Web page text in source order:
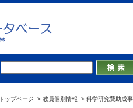
トップページ > 教員個別情報 > 科学研究費助成